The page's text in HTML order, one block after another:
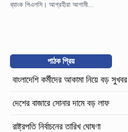
ব্যাংক পিএলসি। আগ্রহীরা আগামী...
পাঠক প্রিয়
বাংলাদেশি কর্মীদের আকামা নিয়ে বড়
দেশের বাজারে সোনার দামে বড় লাফ
রাষ্ট্রপতি নির্বাচনের তারিখ ঘোষণা